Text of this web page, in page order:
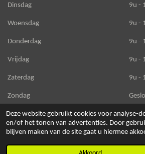
Deze website gebruikt cookies voor analyse-
en/of het tonen van advertenties. Door
blijven maken van de site gaat u hiermee
Dinsdag 9u -
Woensdag 9u -
Donderdag 9u -
Vrijdag 9u -
Zaterdag 9u -
Zondag
© 2020 - 2026 Infuus